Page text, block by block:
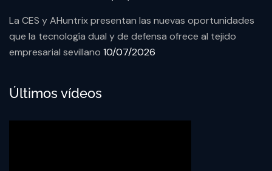
La CES y AHuntrix presentan las nuevas oportunidades
que la tecnología dual y de defensa ofrece al tejido
empresarial sevillano 10/07/2026
Últimos vídeos